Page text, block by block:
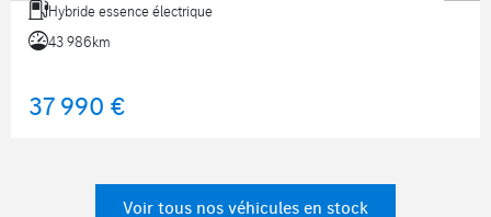
Hybride essence électrique
43 986km
37 990 €
Voir tous nos véhicules en stock